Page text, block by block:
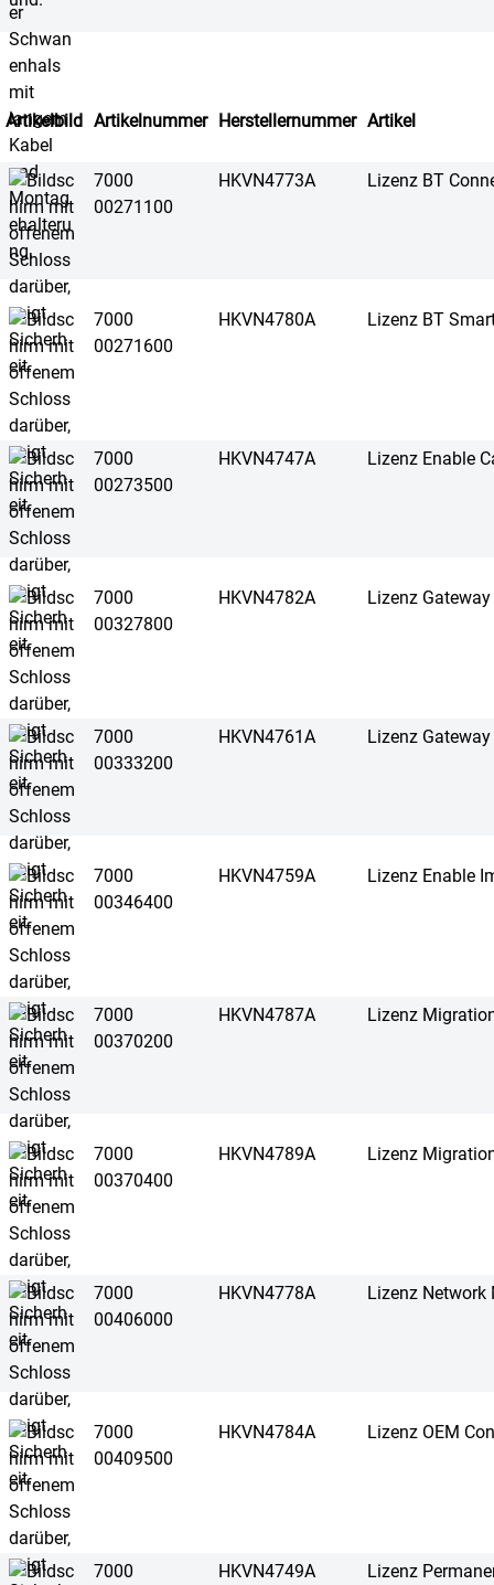
Artikelbild Artikelnummer Herstellernummer Artikel
7000
00271100
HKVN4773A Lizenz BT
7000
00271600
HKVN4780A Lizenz BT
7000
00273500
HKVN4747A Lizenz Enable
7000
00327800
HKVN4782A Lizenz
7000
00333200
HKVN4761A Lizenz
7000
00346400
HKVN4759A Lizenz Enable
7000
00370200
HKVN4787A Lizenz
7000
00370400
HKVN4789A Lizenz
7000
00406000
HKVN4778A Lizenz Network
7000
00409500
HKVN4784A Lizenz OEM
7000
HKVN4749A Lizenz